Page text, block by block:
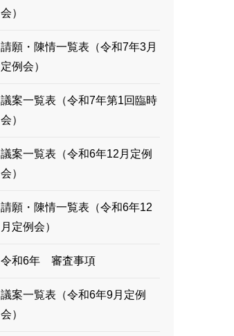
会）
請願・陳情一覧表（令和7年3月
定例会）
議案一覧表（令和7年第1回臨時
会）
議案一覧表（令和6年12月定例
会）
請願・陳情一覧表（令和6年12
月定例会）
令和6年 審査事項
議案一覧表（令和6年9月定例
会）